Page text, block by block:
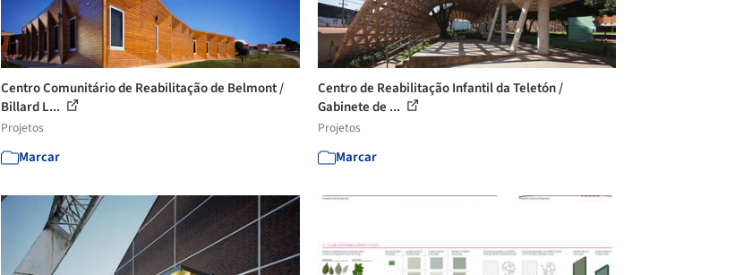
Centro Comunitário de Reabilitação de Belmont /
Billard L...
Projetos
Marcar
Centro de Reabilitação Infantil da Teletón /
Gabinete de ...
Projetos
Marcar